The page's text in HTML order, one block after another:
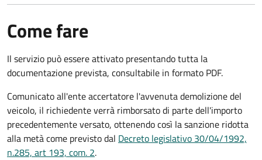
Come fare
Il servizio può essere attivato presentando tutta la
documentazione prevista, consultabile in formato PDF.
Comunicato all'ente accertatore l'avvenuta demolizione del
veicolo, il richiedente verrà rimborsato di parte dell'importo
precedentemente versato, ottenendo così la sanzione ridotta
alla metà come previsto dal Decreto legislativo 30/04/1992,
n.285, art 193, com. 2.